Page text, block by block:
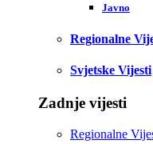
Javno
Regionalne
Svjetske Vijesti
Zadnje vijesti
Regionalne